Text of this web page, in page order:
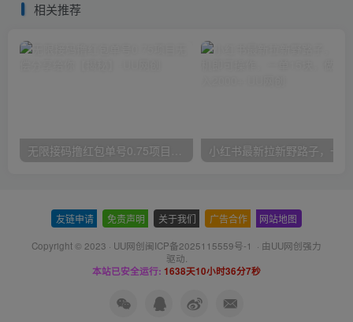
相关推荐
无限接码撸红包单号0.75项目无偿分享给你【揭秘】
友链申请 免责声明 关于我们 广告合作 网站地图
Copyright © 2023 · UU网创闽ICP备2025115559号-1 · 由UU网创强力
驱动.
本站已安全运行: 1638天10小时36分7秒